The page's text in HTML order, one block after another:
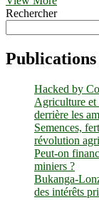
:
‘Made
In
qui
intègrent
le
savoir
pour
des
solutions
Rechercher
Publications
Hacked by
Agriculture et
derrière les
Semences,
révolution
Peut-on
miniers ?
Bukanga-
des intérêts